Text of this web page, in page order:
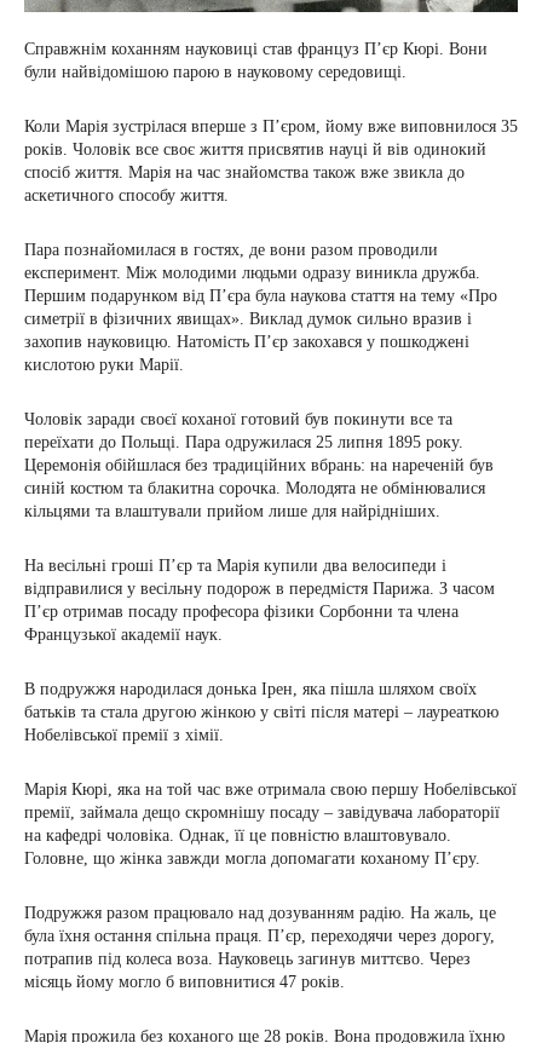
Справжнім коханням науковиці став француз П’єр Кюрі. Вони
були найвідомішою парою в науковому середовищі.
Коли Марія зустрілася вперше з П’єром, йому вже виповнилося 35
років. Чоловік все своє життя присвятив науці й вів одинокий
спосіб життя. Марія на час знайомства також вже звикла до
аскетичного способу життя.
Пара познайомилася в гостях, де вони разом проводили
експеримент. Між молодими людьми одразу виникла дружба.
Першим подарунком від П’єра була наукова стаття на тему «Про
симетрії в фізичних явищах». Виклад думок сильно вразив і
захопив науковицю. Натомість П’єр закохався у пошкоджені
кислотою руки Марії.
Чоловік заради своєї коханої готовий був покинути все та
переїхати до Польщі. Пара одружилася 25 липня 1895 року.
Церемонія обійшлася без традиційних вбрань: на нареченій був
синій костюм та блакитна сорочка. Молодята не обмінювалися
кільцями та влаштували прийом лише для найрідніших.
На весільні гроші П’єр та Марія купили два велосипеди і
відправилися у весільну подорож в передмістя Парижа. З часом
П’єр отримав посаду професора фізики Сорбонни та члена
Французької академії наук.
В подружжя народилася донька Ірен, яка пішла шляхом своїх
батьків та стала другою жінкою у світі після матері – лауреаткою
Нобелівської премії з хімії.
Марія Кюрі, яка на той час вже отримала свою першу Нобелівської
премії, займала дещо скромнішу посаду – завідувача лабораторії
на кафедрі чоловіка. Однак, її це повністю влаштовувало.
Головне, що жінка завжди могла допомагати коханому П’єру.
Подружжя разом працювало над дозуванням радію. На жаль, це
була їхня остання спільна праця. П’єр, переходячи через дорогу,
потрапив під колеса воза. Науковець загинув миттєво. Через
місяць йому могло б виповнитися 47 років.
Марія прожила без коханого ще 28 років. Вона продовжила їхню